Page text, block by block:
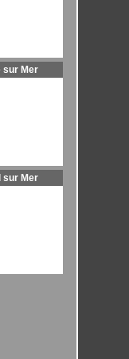
sur Mer
sur Mer